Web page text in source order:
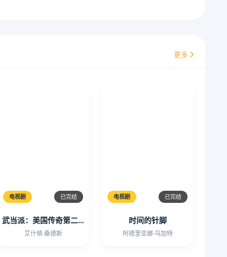
更多
电视剧 已完结
武当派：美国传奇第二季
艾什顿·桑德斯
电视剧 已完结
时间的针脚
阿德里亚娜·乌加特